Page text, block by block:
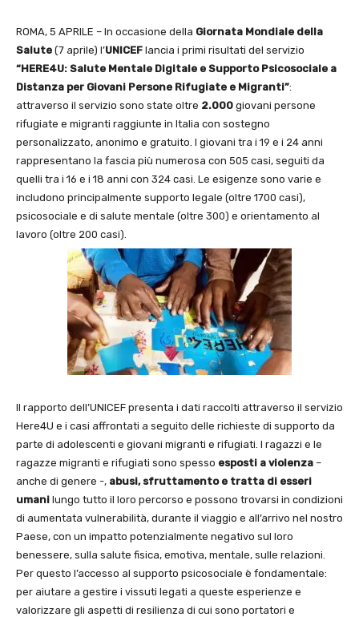
ROMA, 5 APRILE – In occasione della Giornata Mondiale della
Salute (7 aprile) l’UNICEF lancia i primi risultati del servizio
“HERE4U: Salute Mentale Digitale e Supporto Psicosociale a
Distanza per Giovani Persone Rifugiate e Migranti”:
attraverso il servizio sono state oltre 2.000 giovani persone
rifugiate e migranti raggiunte in Italia con sostegno
personalizzato, anonimo e gratuito. I giovani tra i 19 e i 24 anni
rappresentano la fascia più numerosa con 505 casi, seguiti da
quelli tra i 16 e i 18 anni con 324 casi. Le esigenze sono varie e
includono principalmente supporto legale (oltre 1700 casi),
psicosociale e di salute mentale (oltre 300) e orientamento al
lavoro (oltre 200 casi).
Il rapporto dell’UNICEF presenta i dati raccolti attraverso il servizio
Here4U e i casi affrontati a seguito delle richieste di supporto da
parte di adolescenti e giovani migranti e rifugiati. I ragazzi e le
ragazze migranti e rifugiati sono spesso esposti a violenza –
anche di genere -, abusi, sfruttamento e tratta di esseri
umani lungo tutto il loro percorso e possono trovarsi in condizioni
di aumentata vulnerabilità, durante il viaggio e all’arrivo nel nostro
Paese, con un impatto potenzialmente negativo sul loro
benessere, sulla salute fisica, emotiva, mentale, sulle relazioni.
Per questo l’accesso al supporto psicosociale è fondamentale:
per aiutare a gestire i vissuti legati a queste esperienze e
valorizzare gli aspetti di resilienza di cui sono portatori e